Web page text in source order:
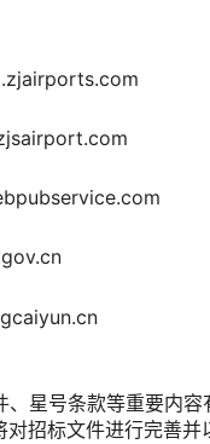
星号条款等重要内
招标文件进行完善并